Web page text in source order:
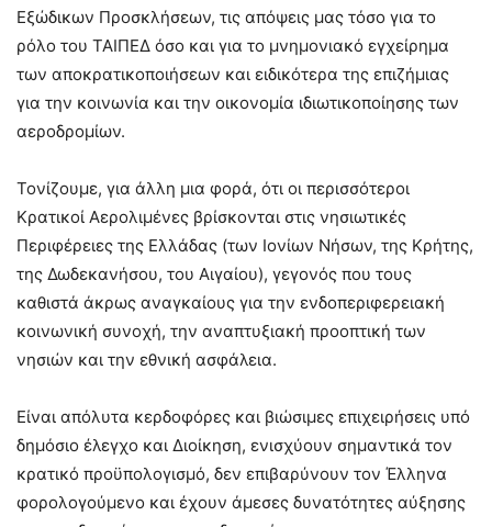
Εξώδικων Προσκλήσεων, τις απόψεις μας τόσο για το
ρόλο του ΤΑΙΠΕΔ όσο και για το μνημονιακό εγχείρημα
των αποκρατικοποιήσεων και ειδικότερα της επιζήμιας
για την κοινωνία και την οικονομία ιδιωτικοποίησης των
αεροδρομίων.
Τονίζουμε, για άλλη μια φορά, ότι οι περισσότεροι
Κρατικοί Αερολιμένες βρίσκονται στις νησιωτικές
Περιφέρειες της Ελλάδας (των Ιονίων Νήσων, της Κρήτης,
της Δωδεκανήσου, του Αιγαίου), γεγονός που τους
καθιστά άκρως αναγκαίους για την ενδοπεριφερειακή
κοινωνική συνοχή, την αναπτυξιακή προοπτική των
νησιών και την εθνική ασφάλεια.
Είναι απόλυτα κερδοφόρες και βιώσιμες επιχειρήσεις υπό
δημόσιο έλεγχο και Διοίκηση, ενισχύουν σημαντικά τον
κρατικό προϋπολογισμό, δεν επιβαρύνουν τον Έλληνα
φορολογούμενο και έχουν άμεσες δυνατότητες αύξησης